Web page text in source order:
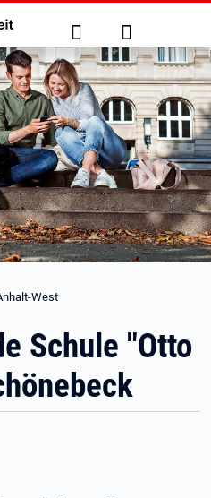
Suche Anmelden
West
Schule "Otto